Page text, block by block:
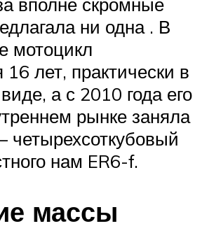
ни одна . В
мотоцикл
лет, практически в
а с 2010 года его
рынке заняла
нам ER6-f.
массы